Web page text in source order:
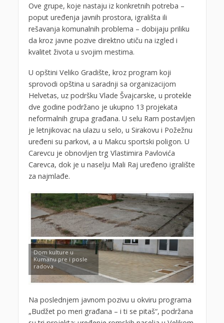
Ove grupe, koje nastaju iz konkretnih potreba –
poput uređenja javnih prostora, igrališta ili
rešavanja komunalnih problema – dobijaju priliku
da kroz javne pozive direktno utiču na izgled i
kvalitet života u svojim mestima.
U opštini Veliko Gradište, kroz program koji
sprovodi opština u saradnji sa organizacijom
Helvetas, uz podršku Vlade Švajcarske, u protekle
dve godine podržano je ukupno 13 projekata
neformalnih grupa građana. U selu Ram postavljen
je letnjikovac na ulazu u selo, u Sirakovu i Požežnu
uređeni su parkovi, a u Makcu sportski poligon. U
Carevcu je obnovljen trg Vlastimira Pavlovića
Carevca, dok je u naselju Mali Raj uređeno igralište
za najmlađe.
Dom kulture u
Kumanu pre i posle
radova
Na poslednjem javnom pozivu u okviru programa
„Budžet po meri građana – i ti se pitaš“, podržana